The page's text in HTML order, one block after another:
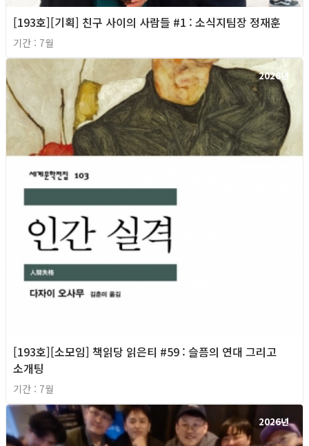
[193호][기획] 친구 사이의 사람들 #1 : 소식지팀장 정재훈
기간 : 7월
2026년
[193호][소모임] 책읽당 읽은티 #59 : 슬픔의 연대 그리고
소개팅
기간 : 7월
2026년